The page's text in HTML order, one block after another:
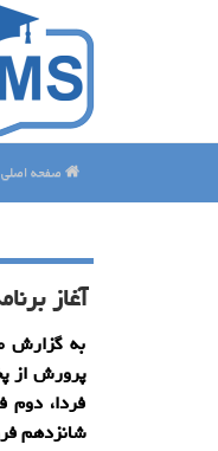
صفحه اصلی
آغاز
به گزارش
پرورش از
فردا، دوم
شانزدهم